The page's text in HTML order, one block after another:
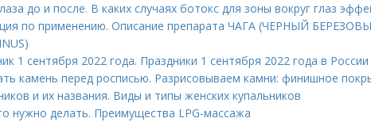
до и после. В каких случаях ботокс для зоны вокруг глаз
по применению. Описание препарата ЧАГА (ЧЕРНЫЙ
1 сентября 2022 года. Праздники 1 сентября 2022 года в
камень перед росписью. Разрисовываем камни: финишное
и их названия. Виды и типы женских купальников
нужно делать. Преимущества LPG-массажа